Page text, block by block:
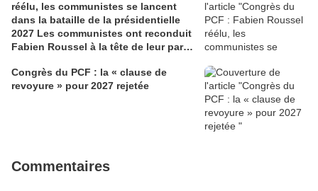
réélu, les communistes se lancent
dans la bataille de la présidentielle
2027 Les communistes ont reconduit
Fabien Roussel à la tête de leur parti,
Lille. Le secrétaire national, dont la
candidature devrait être officialisée le
Congrès du PCF : la « clause de
revoyure » pour 2027 rejetée
Commentaires